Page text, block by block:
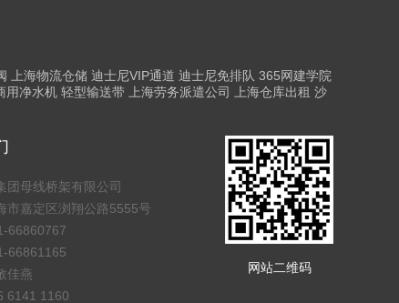
上海物流仓储 迪士尼VIP通道 迪士尼免排队 365网建学院
用净水机 轻型输送带 上海劳务派遣公司 上海仓库出租 沙
团母线桥架有限公司
市嘉定区浏翔公路5555号
66860767
66861165
佳燕
6141 1160
网站二维码